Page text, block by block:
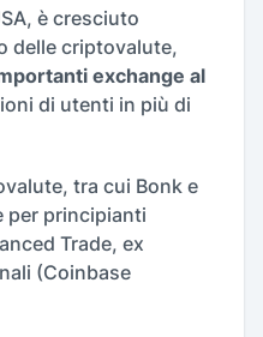
è cresciuto
delle criptovalute,
exchange al
di utenti in più di
tra cui Bonk e
principianti
Trade, ex
(Coinbase